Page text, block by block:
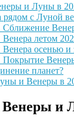
и Луны в
рядом с Луной
Сближение
летом
осенью и
Покрытие
планет?
и Венеры в
и